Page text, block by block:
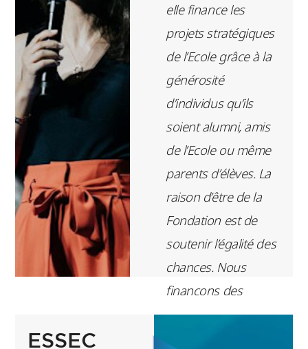
elle finance les
projets stratégiques
de l’Ecole grâce à la
générosité
d’individus qu’ils
soient alumni, amis
de l’Ecole ou même
parents d’élèves. La
raison d’être de la
Fondation est de
soutenir l’égalité des
chances. Nous
finançons des
bourses sociales
ESSEC